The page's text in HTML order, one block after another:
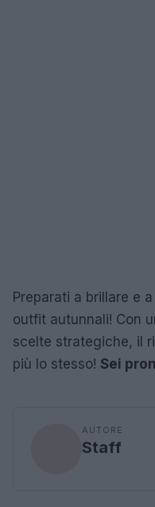
Preparati a brillare e
outfit autunnali! Con
scelte strategiche, il
più lo stesso! Sei
AUTORE
Staff